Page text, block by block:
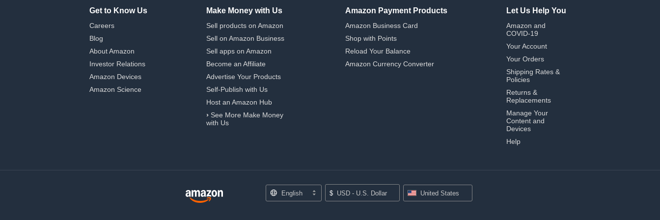
Get to Know Us
Careers
Blog
About Amazon
Investor Relations
Amazon Devices
Amazon Science
Make Money with Us
Sell products on Amazon
Sell on Amazon Business
Sell apps on Amazon
Become an Affiliate
Advertise Your Products
Self-Publish with Us
Host an Amazon Hub
› See More Make Money
with Us
Amazon Payment Products
Amazon Business Card
Shop with Points
Reload Your Balance
Amazon Currency Converter
Let Us Help You
Amazon and
COVID-19
Your Account
Your Orders
Shipping Rates &
Policies
Returns &
Replacements
Manage Your
Content and
Devices
Help
English $ USD - U.S. Dollar United States